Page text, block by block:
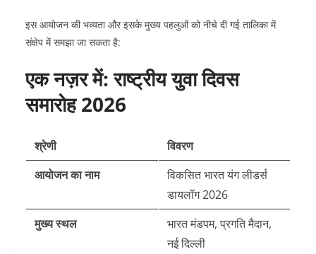
इस आयोजन की भव्यता और इसके मुख्य पहलुओं को नीचे दी गई तालिका में
संक्षेप में समझा जा सकता है:
एक नज़र में: राष्ट्रीय युवा दिवस
समारोह 2026
श्रेणी
विवरण
आयोजन का नाम
विकसित भारत यंग लीडर्स
डायलॉग 2026
मुख्य स्थल
भारत मंडपम, प्रगति मैदान,
नई दिल्ली